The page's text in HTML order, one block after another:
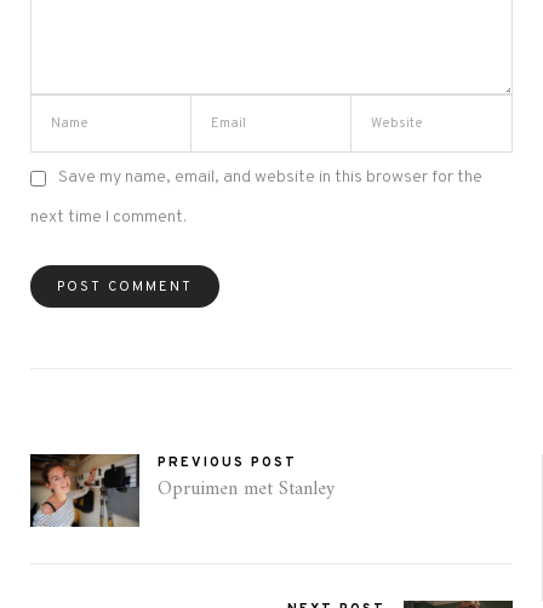
Save my name, email, and website in this browser for the
next time I comment.
PREVIOUS POST
Opruimen met Stanley